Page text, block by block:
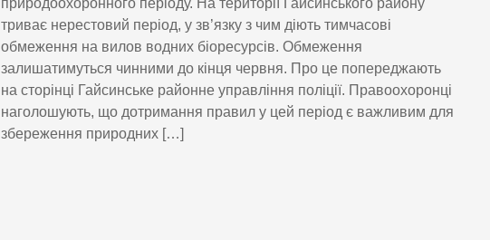
природоохоронного періоду. На території Гайсинського району
триває нерестовий період, у зв’язку з чим діють тимчасові
обмеження на вилов водних біоресурсів. Обмеження
залишатимуться чинними до кінця червня. Про це попереджають
на сторінці Гайсинське районне управління поліції. Правоохоронці
наголошують, що дотримання правил у цей період є важливим для
збереження природних […]